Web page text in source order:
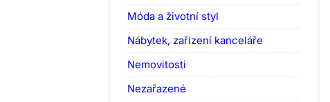
Móda a životní styl
Nábytek, zařízení kanceláře
Nemovitosti
Nezařazené